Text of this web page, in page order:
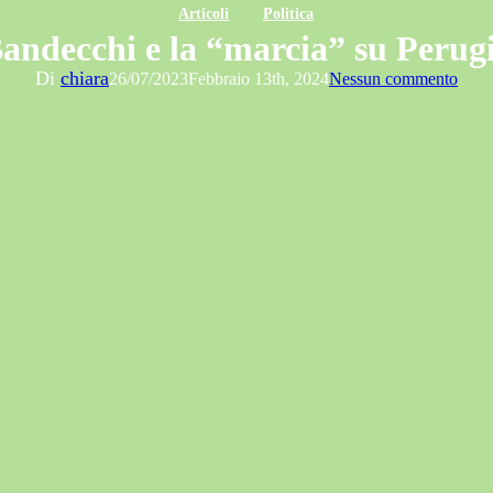
Articoli Politica
e la “marcia” su
Di chiara26/07/2023Febbraio 13th, 2024Nessun commento